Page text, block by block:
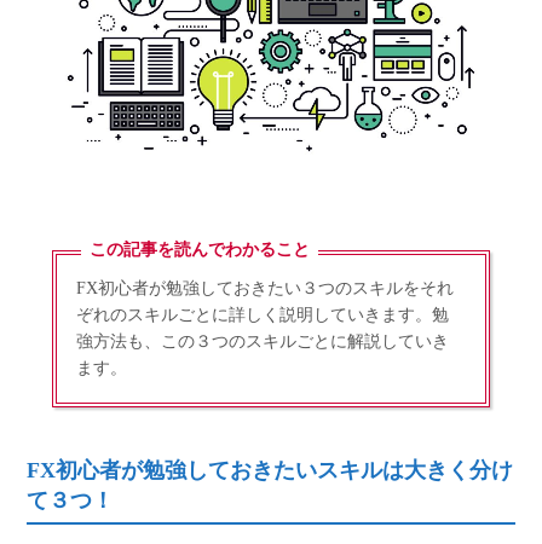
この記事を読んでわかること
FX初心者が勉強しておきたい３つのスキルをそれ
ぞれのスキルごとに詳しく説明していきます。勉
強方法も、この３つのスキルごとに解説していき
ます。
FX初心者が勉強しておきたいスキルは大きく分け
て３つ！